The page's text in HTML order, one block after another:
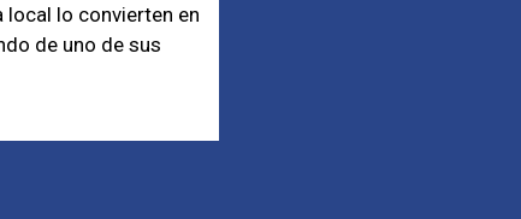
local lo convierten en
de uno de sus